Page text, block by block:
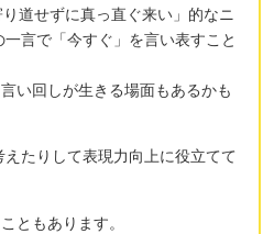
道せずに真っ直ぐ来い」的なニ
言で「今すぐ」を言い表すこと
い回しが生きる場面もあるかも
たりして表現力向上に役立てて
ともあります。